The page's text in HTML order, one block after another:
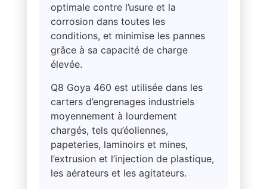
optimale contre l’usure et la
corrosion dans toutes les
conditions, et minimise les pannes
grâce à sa capacité de charge
élevée.
Q8 Goya 460 est utilisée dans les
carters d’engrenages industriels
moyennement à lourdement
chargés, tels qu’éoliennes,
papeteries, laminoirs et mines,
l’extrusion et l’injection de plastique,
les aérateurs et les agitateurs.